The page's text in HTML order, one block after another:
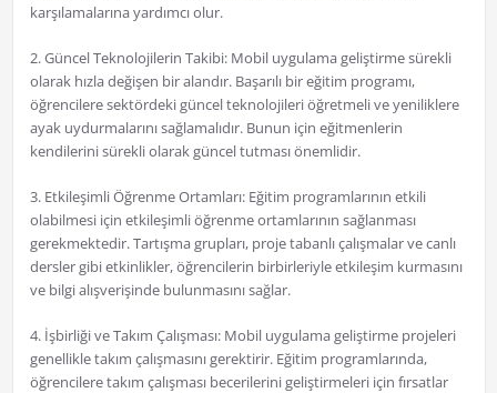
karşılamalarına yardımcı olur.
2. Güncel Teknolojilerin Takibi: Mobil uygulama geliştirme sürekli
olarak hızla değişen bir alandır. Başarılı bir eğitim programı,
öğrencilere sektördeki güncel teknolojileri öğretmeli ve yeniliklere
ayak uydurmalarını sağlamalıdır. Bunun için eğitmenlerin
kendilerini sürekli olarak güncel tutması önemlidir.
3. Etkileşimli Öğrenme Ortamları: Eğitim programlarının etkili
olabilmesi için etkileşimli öğrenme ortamlarının sağlanması
gerekmektedir. Tartışma grupları, proje tabanlı çalışmalar ve canlı
dersler gibi etkinlikler, öğrencilerin birbirleriyle etkileşim kurmasını
ve bilgi alışverişinde bulunmasını sağlar.
4. İşbirliği ve Takım Çalışması: Mobil uygulama geliştirme projeleri
genellikle takım çalışmasını gerektirir. Eğitim programlarında,
öğrencilere takım çalışması becerilerini geliştirmeleri için fırsatlar